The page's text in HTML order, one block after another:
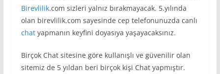
Birevlilik.com sizleri yalnız bırakmayacak. 5.yılında
olan birevlilik.com sayesinde cep telefonunuzda canlı
chatyapmanın keyfini doyasıya yaşayacaksınız.
Birçok Chat sitesine göre kullanışlı ve güvenilir olan
sitemiz de 5 yıldan beri birçok kişi Chat yapmıştır.